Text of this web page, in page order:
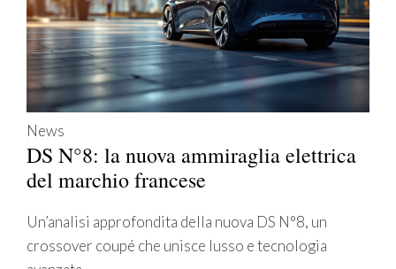
News
DS N°8: la nuova ammiraglia elettrica
del marchio francese
Un’analisi approfondita della nuova DS N°8, un
crossover coupé che unisce lusso e tecnologia